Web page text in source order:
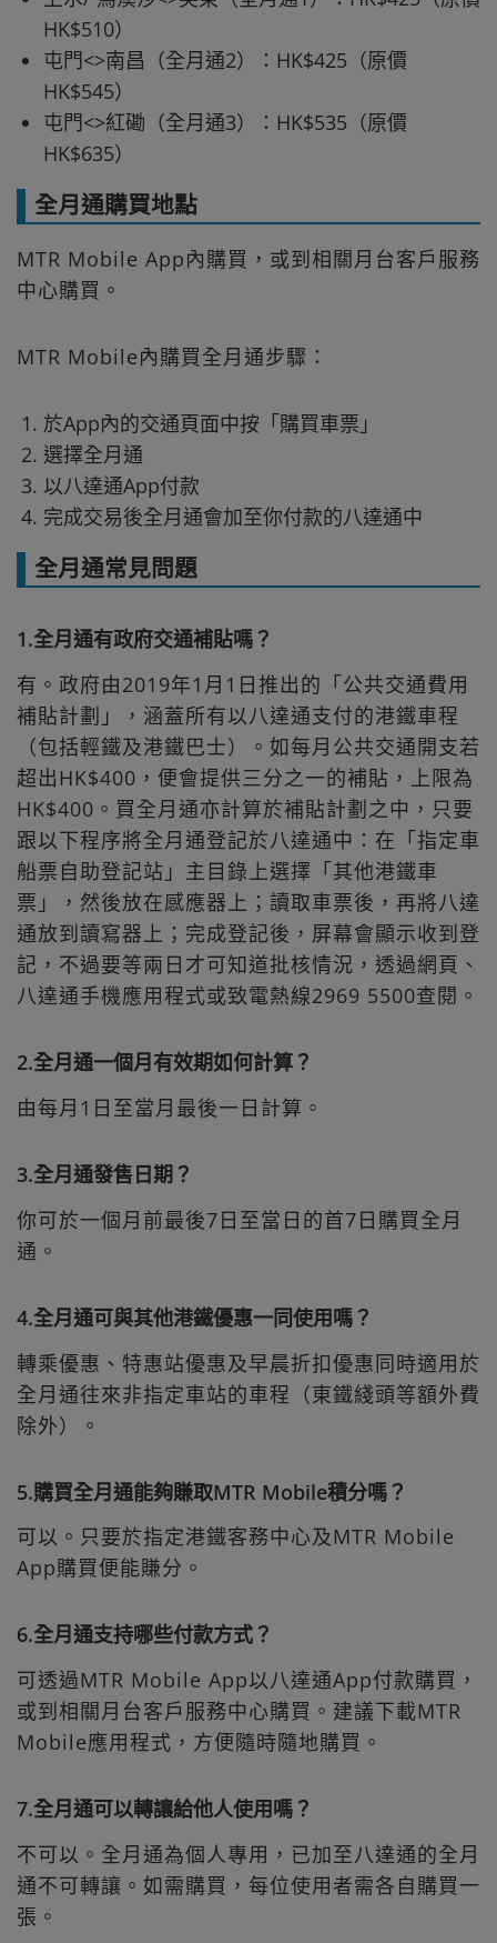
HK$510）
屯門<>南昌（全月通2）：HK$425（原價
HK$545）
屯門<>紅磡（全月通3）：HK$535（原價
HK$635）
全月通購買地點
MTR Mobile App內購買，或到相關月台客戶服務
中心購買。
MTR Mobile內購買全月通步驟：
於App內的交通頁面中按「購買車票」
選擇全月通
以八達通App付款
完成交易後全月通會加至你付款的八達通中
全月通常見問題
1.全月通有政府交通補貼嗎？
有。政府由2019年1月1日推出的「公共交通費用
補貼計劃」，涵蓋所有以八達通支付的港鐵車程
（包括輕鐵及港鐵巴士）。如每月公共交通開支若
超出HK$400，便會提供三分之一的補貼，上限為
HK$400。買全月通亦計算於補貼計劃之中，只要
跟以下程序將全月通登記於八達通中：在「指定車
船票自助登記站」主目錄上選擇「其他港鐵車
票」，然後放在感應器上；讀取車票後，再將八達
通放到讀寫器上；完成登記後，屏幕會顯示收到登
記，不過要等兩日才可知道批核情況，透過網頁、
八達通手機應用程式或致電熱線2969 5500查閱。
2.全月通一個月有效期如何計算？
由每月1日至當月最後一日計算。
3.全月通發售日期？
你可於一個月前最後7日至當日的首7日購買全月
通。
4.全月通可與其他港鐵優惠一同使用嗎？
轉乘優惠、特惠站優惠及早晨折扣優惠同時適用於
全月通往來非指定車站的車程（東鐵綫頭等額外費
除外）。
5.購買全月通能夠賺取MTR Mobile積分嗎？
可以。只要於指定港鐵客務中心及MTR Mobile
App購買便能賺分。
6.全月通支持哪些付款方式？
可透過MTR Mobile App以八達通App付款購買，
或到相關月台客戶服務中心購買。建議下載MTR
Mobile應用程式，方便隨時隨地購買。
7.全月通可以轉讓給他人使用嗎？
不可以。全月通為個人專用，已加至八達通的全月
通不可轉讓。如需購買，每位使用者需各自購買一
張。